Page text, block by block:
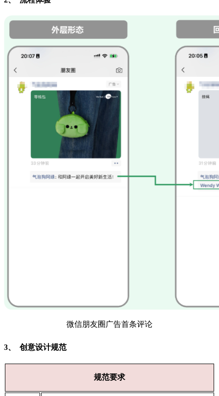
微信朋友圈广告首条评论
3、 创意设计规范
规范要求